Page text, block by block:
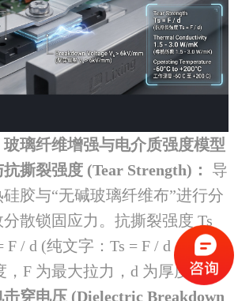
璃纤维增强与电介质强度模型
撕裂强度 (Tear Strength)：
导
胶与“无碱玻璃纤维布”进行分
散锁固应力。抗撕裂强度 Ts
F / d (纯文字：Ts = F / d，其中
，F 为最大拉力，d 为厚度)
穿电压 (Dielectric Breakdown